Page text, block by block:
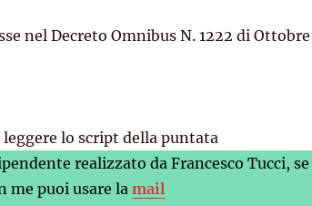
nel Decreto Omnibus N. 1222 di Ottobre
lo script della puntata
realizzato da Francesco Tucci, se
me puoi usare lamail